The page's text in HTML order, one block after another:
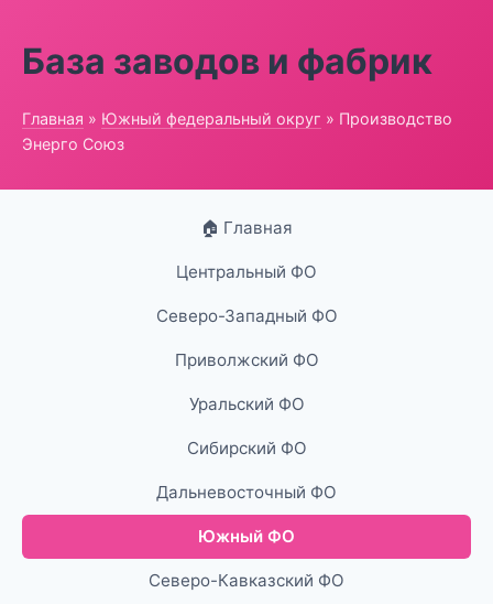
База заводов и фабрик
Главная » Южный федеральный округ » Производство
Энерго Союз
🏠 Главная
Центральный ФО
Северо-Западный ФО
Приволжский ФО
Уральский ФО
Сибирский ФО
Дальневосточный ФО
Южный ФО
Северо-Кавказский ФО